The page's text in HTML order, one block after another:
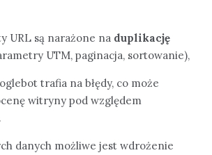
URL są narażone na duplikację
UTM, paginacja, sortowanie),
trafia na błędy, co może
witryny pod względem
danych możliwe jest wdrożenie